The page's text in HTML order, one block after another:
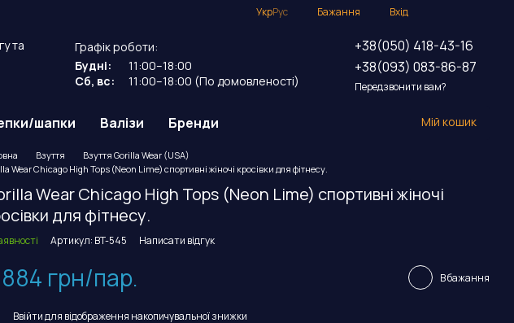
УкрРус Бажання Вхід
та
Графік роботи:
Будні:
11:00–18:00
Сб, вс:
11:00–18:00 (По домовленості)
+38(050) 418-43-16
+38(093) 083-86-87
Передзвонити вам?
шапки Валізи Бренди Мій кошик
Взуття
Взуття Gorilla Wear (USA)
Wear Chicago High Tops (Neon Lime) спортивні жіночі кросівки для фітнесу.
Wear Chicago High Tops (Neon Lime) спортивні жіночі
для фітнесу.
Артикул: BT-545 Написати відгук
грн/пар. В бажання
Ввійтидля відображення накопичувальної знижки